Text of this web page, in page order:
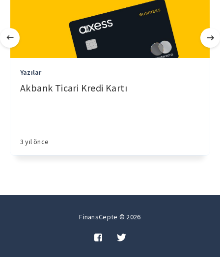
Yazılar
Akbank Ticari Kredi Kartı
3 yıl önce
FinansCepte © 2026